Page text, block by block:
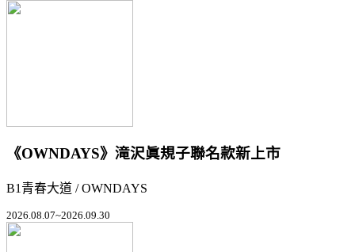
《OWNDAYS》滝沢眞規子聯名款新上市
B1青春大道 / OWNDAYS
2026.08.07~2026.09.30